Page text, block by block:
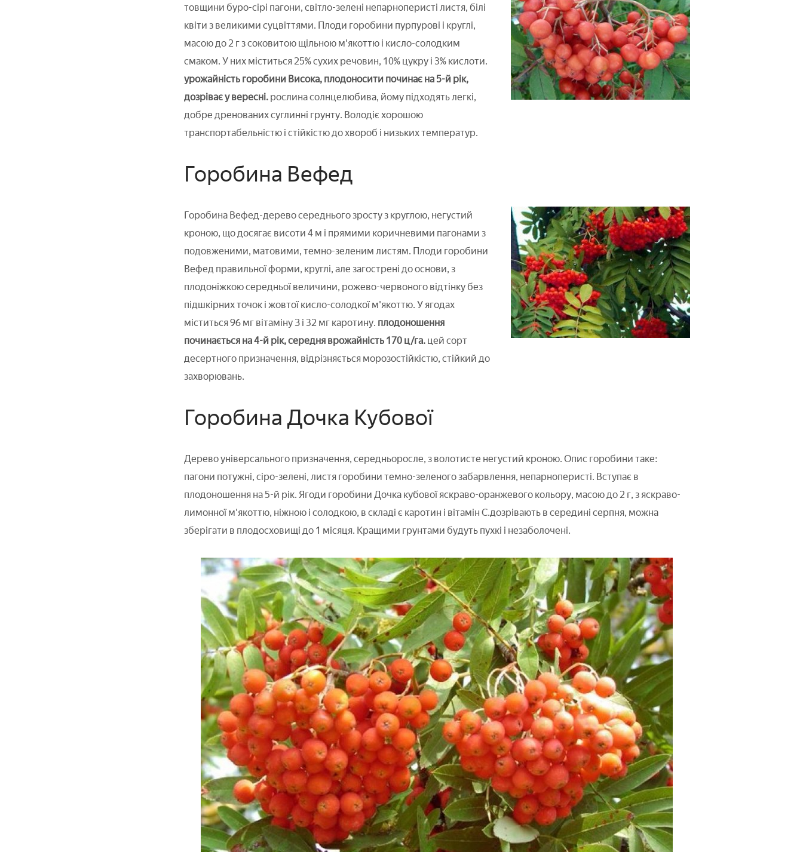
товщини буро-сірі пагони, світло-зелені непарноперисті листя, білі
квіти з великими суцвіттями. Плоди горобини пурпурові і круглі,
масою до 2 г з соковитою щільною м'якоттю і кисло-солодким
смаком. У них міститься 25% сухих речовин, 10% цукру і 3% кислоти.
урожайність горобини Висока, плодоносити починає на 5-й рік,
дозріває у вересні. рослина солнцелюбива, йому підходять легкі,
добре дренованих суглинні грунту. Володіє хорошою
транспортабельністю і стійкістю до хвороб і низьких температур.
Горобина Вефед
Горобина Вефед-дерево середнього зросту з круглою, негустий
кроною, що досягає висоти 4 м і прямими коричневими пагонами з
подовженими, матовими, темно-зеленим листям. Плоди горобини
Вефед правильної форми, круглі, але загострені до основи, з
плодоніжкою середньої величини, рожево-червоного відтінку без
підшкірних точок і жовтої кисло-солодкої м'якоттю. У ягодах
міститься 96 мг вітаміну З і 32 мг каротину. плодоношення
починається на 4-й рік, середня врожайність 170 ц/га. цей сорт
десертного призначення, відрізняється морозостійкістю, стійкий до
захворювань.
Горобина Дочка Кубової
Дерево універсального призначення, середньоросле, з волотисте негустий кроною. Опис горобини таке:
пагони потужні, сіро-зелені, листя горобини темно-зеленого забарвлення, непарноперисті. Вступає в
плодоношення на 5-й рік. Ягоди горобини Дочка кубової яскраво-оранжевого кольору, масою до 2 г, з яскраво-
лимонної м'якоттю, ніжною і солодкою, в складі є каротин і вітамін С.дозрівають в середині серпня, можна
зберігати в плодосховищі до 1 місяця. Кращими грунтами будуть пухкі і незаболочені.